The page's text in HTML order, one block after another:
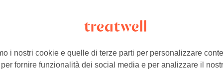
€ 100
i nostri cookie e quelle di terze parti per personalizzare
fornire funzionalità dei social media e per analizzare il